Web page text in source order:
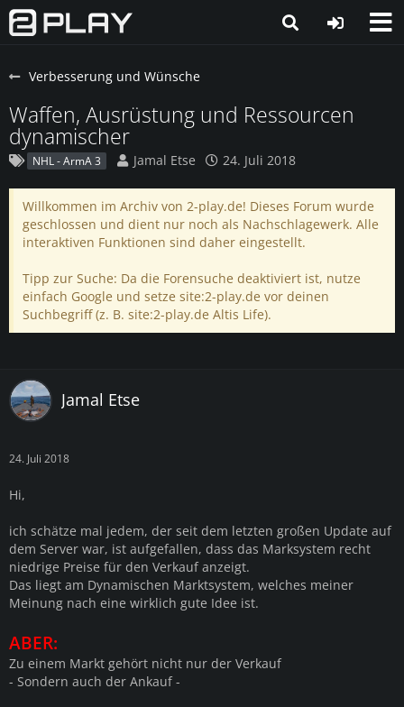
Verbesserung und Wünsche
Waffen, Ausrüstung und Ressourcen
dynamischer
NHL - ArmA 3 Jamal Etse 24. Juli 2018
Willkommen im Archiv von 2-play.de! Dieses Forum wurde
geschlossen und dient nur noch als Nachschlagewerk. Alle
interaktiven Funktionen sind daher eingestellt.
Tipp zur Suche: Da die Forensuche deaktiviert ist, nutze
einfach Google und setze site:2-play.de vor deinen
Suchbegriff (z. B. site:2-play.de Altis Life).
Jamal Etse
24. Juli 2018
Hi,
ich schätze mal jedem, der seit dem letzten großen Update auf
dem Server war, ist aufgefallen, dass das Marksystem recht
niedrige Preise für den Verkauf anzeigt.
Das liegt am Dynamischen Marktsystem, welches meiner
Meinung nach eine wirklich gute Idee ist.
ABER:
Zu einem Markt gehört nicht nur der Verkauf
- Sondern auch der Ankauf -